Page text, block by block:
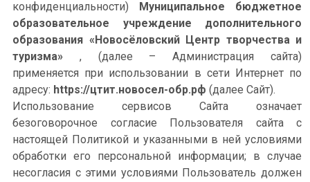
конфиденциальности) Муниципальное бюджетное
образовательное учреждение дополнительного
образования «Новосёловский Центр творчества и
туризма» , (далее – Администрация сайта)
применяется при использовании в сети Интернет по
адресу: https://цтит.новосел-обр.рф (далее Сайт).
Использование сервисов Сайта означает
безоговорочное согласие Пользователя сайта с
настоящей Политикой и указанными в ней условиями
обработки его персональной информации; в случае
несогласия с этими условиями Пользователь должен